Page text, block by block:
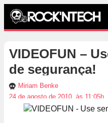
VIDEOFUN –
de segurança!
Miriam Benke
24 de agosto de 2010, às 11:05h